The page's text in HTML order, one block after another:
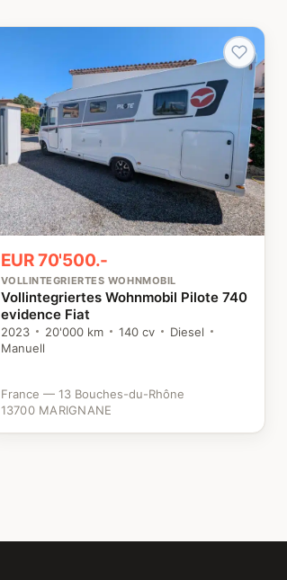
EUR 70'500.-
VOLLINTEGRIERTES WOHNMOBIL
Vollintegriertes Wohnmobil Pilote 740
evidence Fiat
2023 20'000 km 140 cv
Diesel
Manuell
France — 13 Bouches-du-Rhône
13700 MARIGNANE